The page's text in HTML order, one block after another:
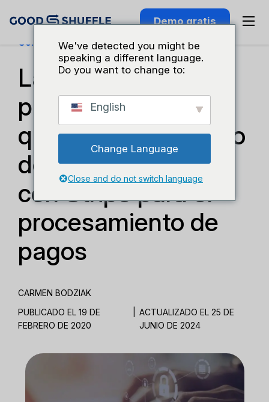
Demo gratis
Consejos Tecnológicos
Las 6 razones
principales por las
que Goodshuffle Pro
decidió asociarse
con Stripe para el
procesamiento de
pagos
CARMEN BODZIAK
PUBLICADO EL 19 DE
FEBRERO DE 2020
ACTUALIZADO EL 25 DE
JUNIO DE 2024
We've detected you might be
speaking a different language.
Do you want to change to:
English
Change Language
Close and do not switch language